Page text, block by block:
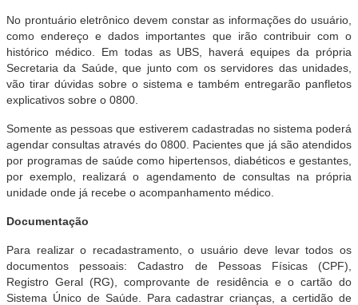
No prontuário eletrônico devem constar as informações do usuário,
como endereço e dados importantes que irão contribuir com o
histórico médico. Em todas as UBS, haverá equipes da própria
Secretaria da Saúde, que junto com os servidores das unidades,
vão tirar dúvidas sobre o sistema e também entregarão panfletos
explicativos sobre o 0800.
Somente as pessoas que estiverem cadastradas no sistema poderá
agendar consultas através do 0800. Pacientes que já são atendidos
por programas de saúde como hipertensos, diabéticos e gestantes,
por exemplo, realizará o agendamento de consultas na própria
unidade onde já recebe o acompanhamento médico.
Documentação
Para realizar o recadastramento, o usuário deve levar todos os
documentos pessoais: Cadastro de Pessoas Físicas (CPF),
Registro Geral (RG), comprovante de residência e o cartão do
Sistema Único de Saúde. Para cadastrar crianças, a certidão de